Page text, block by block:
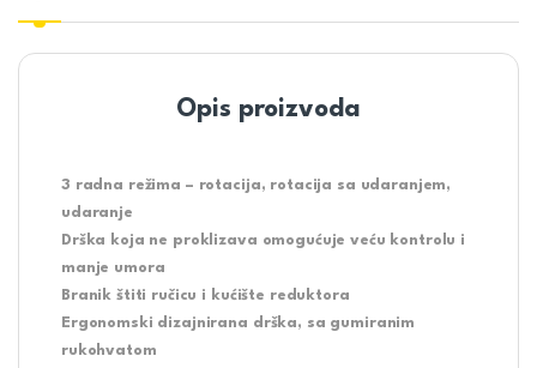
Opis proizvoda
3 radna režima – rotacija, rotacija sa udaranjem,
udaranje
Drška koja ne proklizava omogućuje veću kontrolu i
manje umora
Branik štiti ručicu i kućište reduktora
Ergonomski dizajnirana drška, sa gumiranim
rukohvatom